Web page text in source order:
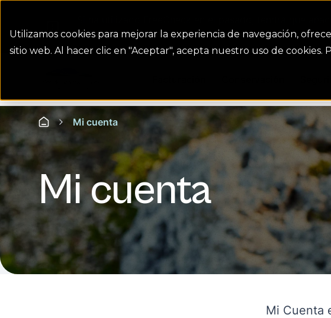
Utilizamos cookies para mejorar la experiencia de navegación,
sitio web. Al hacer clic en "Aceptar", acepta nuestro uso de cookies.
realizar un pago.
Homepage
Mi cuenta
Mi cuenta
Mi Cuenta